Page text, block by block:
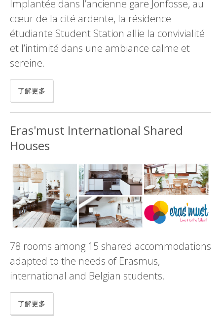
Implantée dans l’ancienne gare Jonfosse, au
cœur de la cité ardente, la résidence
étudiante Student Station allie la convivialité
et l’intimité dans une ambiance calme et
sereine.
了解更多
Eras'must International Shared
Houses
78 rooms among 15 shared accommodations
adapted to the needs of Erasmus,
international and Belgian students.
了解更多